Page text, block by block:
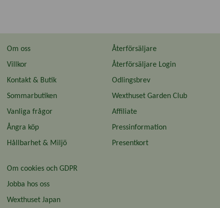
Om oss
Villkor
Kontakt & Butik
Sommarbutiken
Vanliga frågor
Ångra köp
Hållbarhet & Miljö
Återförsäljare
Återförsäljare Login
Odlingsbrev
Wexthuset Garden Club
Affiliate
Pressinformation
Presentkort
Om cookies och GDPR
Jobba hos oss
Wexthuset Japan